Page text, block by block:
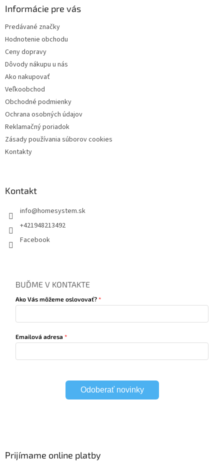
Informácie pre vás
Predávané značky
Hodnotenie obchodu
Ceny dopravy
Dôvody nákupu u nás
Ako nakupovať
Veľkoobchod
Obchodné podmienky
Ochrana osobných údajov
Reklamačný poriadok
Zásady používania súborov cookies
Kontakty
Kontakt
info@homesystem.sk
+421948213492
Facebook
BUĎME V KONTAKTE
Ako Vás môžeme oslovovať?
Emailová adresa
Odoberať novinky
Prijímame online platby